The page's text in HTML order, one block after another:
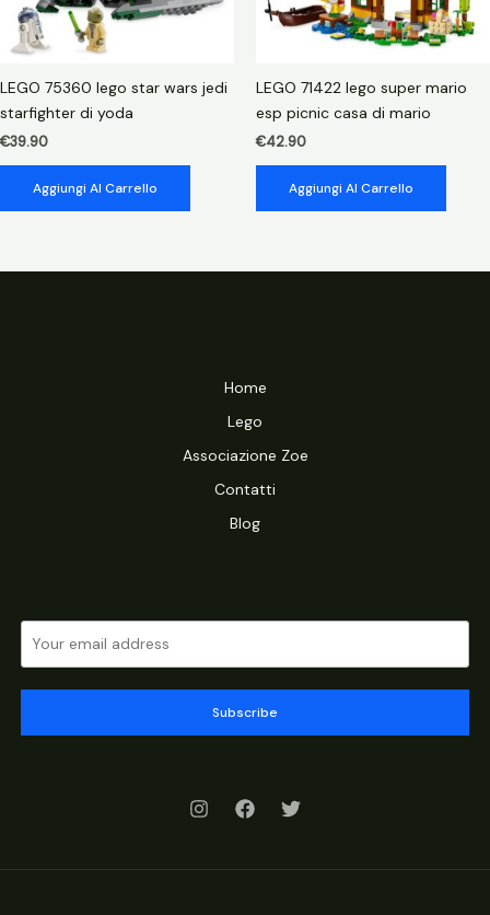
LEGO 75360 lego star wars jedi
starfighter di yoda
€39.90
Aggiungi Al Carrello
LEGO 71422 lego super mario
esp picnic casa di mario
€42.90
Aggiungi Al Carrello
Home
Lego
Associazione Zoe
Contatti
Blog
Subscribe